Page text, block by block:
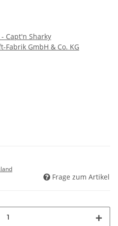
Capt'n Sharky
Fabrik GmbH & Co. KG
Frage zum Artikel